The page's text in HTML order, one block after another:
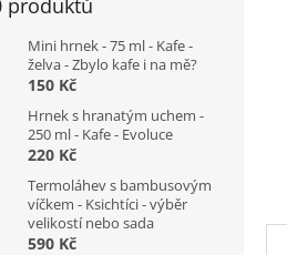
produktů
Mini hrnek - 75 ml - Kafe -
želva - Zbylo kafe i na mě?
150 Kč
Hrnek s hranatým uchem -
250 ml - Kafe - Evoluce
220 Kč
Termoláhev s bambusovým
víčkem - Ksichtíci - výběr
velikostí nebo sada
590 Kč